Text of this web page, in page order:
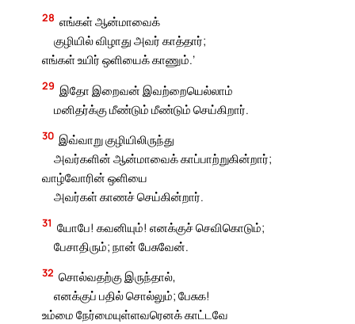
28 எங்கள் ஆன்மாவைக்
குழியில் விழாது அவர் காத்தார்;
எங்கள் உயிர் ஒளியைக் காணும்.’
29 இதோ இறைவன் இவற்றையெல்லாம்
மனிதர்க்கு மீண்டும் மீண்டும் செய்கிறார்.
30 இவ்வாறு குழியிலிருந்து
அவர்களின் ஆன்மாவைக் காப்பாற்றுகின்றார்;
வாழ்வோரின் ஒளியை
அவர்கள் காணச் செய்கின்றார்.
31 யோபே! கவனியும்! எனக்குச் செவிகொடும்;
பேசாதிரும்; நான் பேசுவேன்.
32 சொல்வதற்கு இருந்தால்,
எனக்குப் பதில் சொல்லும்; பேசுக!
உம்மை நேர்மையுள்ளவரெனக் காட்டவே